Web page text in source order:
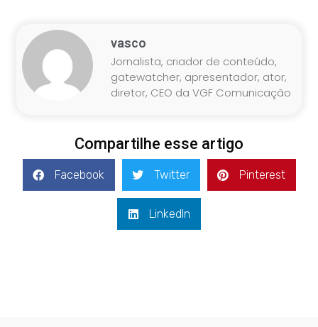
vasco
Jornalista, criador de conteúdo,
gatewatcher, apresentador, ator,
diretor, CEO da VGF Comunicação
Compartilhe esse artigo
Facebook Twitter Pinterest
LinkedIn